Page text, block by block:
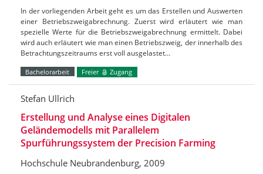
In der vorliegenden Arbeit geht es um das Erstellen und Auswerten
einer Betriebszweigabrechnung. Zuerst wird erläutert wie man
spezielle Werte für die Betriebszweigabrechnung ermittelt. Dabei
wird auch erläutert wie man einen Betriebszweig, der innerhalb des
Betrachtungszeitraums erst voll ausgelastet…
Bachelorarbeit Freier Zugang
Stefan Ullrich
Erstellung und Analyse eines Digitalen
Geländemodells mit Parallelem
Spurführungssystem der Precision Farming
Hochschule Neubrandenburg, 2009